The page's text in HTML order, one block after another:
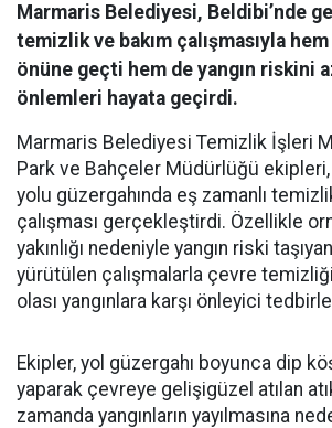
Marmaris Belediyesi, Beldibi’nde
temizlik ve bakım çalışmasıyla
önüne geçti hem de yangın riskini
önlemleri hayata geçirdi.
Marmaris Belediyesi Temizlik İşleri
Park ve Bahçeler Müdürlüğü
yolu güzergahında eş zamanlı
çalışması gerçekleştirdi. Özellikle
yakınlığı nedeniyle yangın riski
yürütülen çalışmalarla çevre
olası yangınlara karşı önleyici
Ekipler, yol güzergahı boyunca dip
yaparak çevreye gelişigüzel atılan
zamanda yangınların yayılmasına